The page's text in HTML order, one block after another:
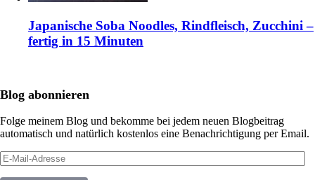
Japanische Soba Noodles, Rindfleisch, Zucchini –
fertig in 15 Minuten
Blog abonnieren
Folge meinem Blog und bekomme bei jedem neuen Blogbeitrag
automatisch und natürlich kostenlos eine Benachrichtigung per Email.
E-
Mail-